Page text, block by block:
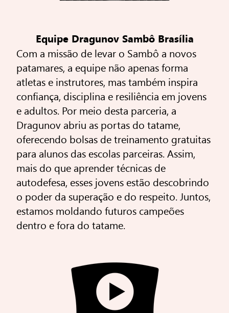
Equipe Dragunov Sambô Brasília
Com a missão de levar o Sambô a novos
patamares, a equipe não apenas forma
atletas e instrutores, mas também inspira
confiança, disciplina e resiliência em jovens
e adultos. Por meio desta parceria, a
Dragunov abriu as portas do tatame,
oferecendo bolsas de treinamento gratuitas
para alunos das escolas parceiras. Assim,
mais do que aprender técnicas de
autodefesa, esses jovens estão descobrindo
o poder da superação e do respeito. Juntos,
estamos moldando futuros campeões
dentro e fora do tatame.